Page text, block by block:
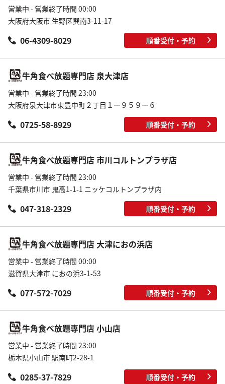
営業中 - 営業終了時間 00:00
大阪府大阪市 生野区巽南3-11-17
06-4309-8029 順番受付・予約
牛角食べ放題専門店 泉大津店
営業中 - 営業終了時間 23:00
大阪府泉大津市東豊中町２丁目１ー９５９ー６
0725-58-8929 順番受付・予約
牛角食べ放題専門店 市川コルトンプラザ店
営業中 - 営業終了時間 23:00
千葉県市川市 鬼高1-1-1 ニッケコルトンプラザ内
047-318-2329 順番受付・予約
牛角食べ放題専門店 大津におの浜店
営業中 - 営業終了時間 00:00
滋賀県大津市 におの浜3-1-53
077-572-7029 順番受付・予約
牛角食べ放題専門店 小山店
営業中 - 営業終了時間 23:00
栃木県小山市 駅南町2-28-1
0285-37-7829 順番受付・予約